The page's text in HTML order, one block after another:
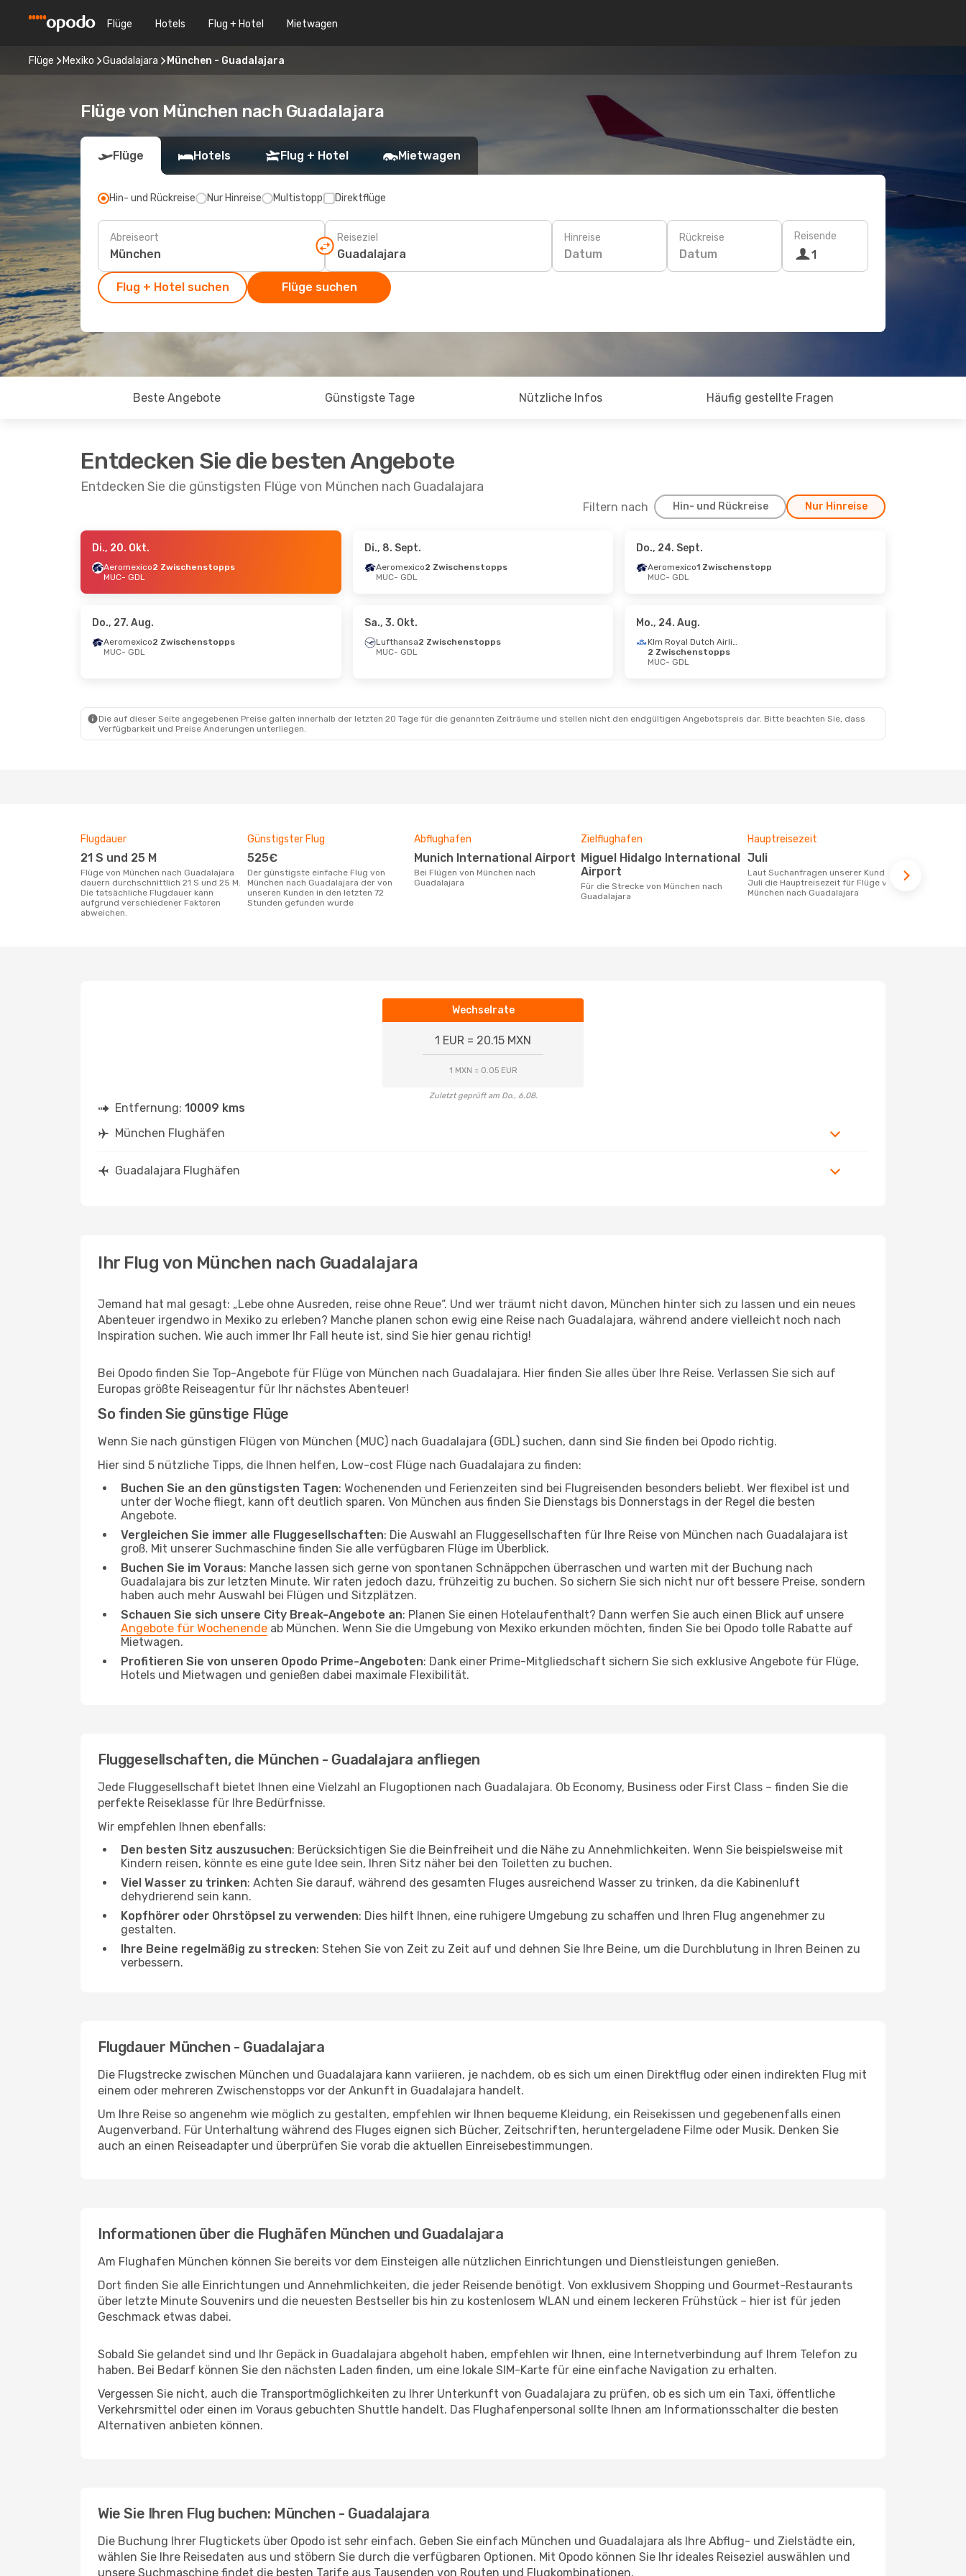
Flüge Hotels Flug + Hotel Mietwagen
Flüge Mexiko Guadalajara München - Guadalajara
Flüge von München nach Guadalajara
Flüge Hotels Flug + Hotel Mietwagen
Hin- und Rückreise Nur Hinreise Multistopp Direktflüge
Abreiseort Reiseziel Hinreise
Datum
Rückreise
Datum
Reisende
1
Flug + Hotel suchen Flüge suchen
Beste Angebote Günstigste Tage Nützliche Infos Häufig gestellte Fragen
Entdecken Sie die besten Angebote
Entdecken Sie die günstigsten Flüge von München nach Guadalajara
Filtern nach Hin- und Rückreise Nur Hinreise
- Sa., 19. Sept.
2 Zwischenstopps
2 Zwischenstopps
2 Zwischenstopps
1 Zwischenstopp
2 Zwischenstopps
MUC
- GDL
Aeromexico
2 Zwischenstopps
Di., 20. Okt.
Aeromexico2 Zwischenstopps
MUC- GDL
Di., 8. Sept.
Aeromexico2 Zwischenstopps
MUC- GDL
Do., 24. Sept.
Aeromexico1 Zwischenstopp
MUC- GDL
Do., 27. Aug.
Aeromexico2 Zwischenstopps
MUC- GDL
Sa., 3. Okt.
Lufthansa2 Zwischenstopps
MUC- GDL
Mo., 24. Aug.
Klm Royal Dutch Airlines
2 Zwischenstopps
MUC- GDL
Die auf dieser Seite angegebenen Preise galten innerhalb der letzten 20 Tage für die genannten Zeiträume und stellen nicht den endgültigen Angebotspreis dar. Bitte beachten Sie, dass
Verfügbarkeit und Preise Änderungen unterliegen.
Flugdauer
21 S und 25 M
Flüge von München nach Guadalajara
dauern durchschnittlich 21 S und 25 M.
Die tatsächliche Flugdauer kann
aufgrund verschiedener Faktoren
abweichen.
Günstigster Flug
525€
Der günstigste einfache Flug von
München nach Guadalajara der von
unseren Kunden in den letzten 72
Stunden gefunden wurde
Abflughafen
Munich International Airport
Bei Flügen von München nach
Guadalajara
Zielflughafen
Miguel Hidalgo International
Airport
Für die Strecke von München nach
Guadalajara
Hauptreisezeit
Juli
Laut Suchanfragen unserer Kunden ist
Juli die Hauptreisezeit für Flüge von
München nach Guadalajara
Wechselrate
1 EUR = 20.15 MXN
1 MXN = 0.05 EUR
Zuletzt geprüft am Do., 6.08.
Entfernung: 10009 kms
München Flughäfen
Guadalajara Flughäfen
Ihr Flug von München nach Guadalajara
Jemand hat mal gesagt: „Lebe ohne Ausreden, reise ohne Reue“. Und wer träumt nicht davon, München hinter sich zu lassen und ein neues
Abenteuer irgendwo in Mexiko zu erleben? Manche planen schon ewig eine Reise nach Guadalajara, während andere vielleicht noch nach
Inspiration suchen. Wie auch immer Ihr Fall heute ist, sind Sie hier genau richtig!
Bei Opodo finden Sie Top-Angebote für Flüge von München nach Guadalajara. Hier finden Sie alles über Ihre Reise. Verlassen Sie sich auf
Europas größte Reiseagentur für Ihr nächstes Abenteuer!
So finden Sie günstige Flüge
Wenn Sie nach günstigen Flügen von München (MUC) nach Guadalajara (GDL) suchen, dann sind Sie finden bei Opodo richtig.
Hier sind 5 nützliche Tipps, die Ihnen helfen, Low-cost Flüge nach Guadalajara zu finden:
Buchen Sie an den günstigsten Tagen: Wochenenden und Ferienzeiten sind bei Flugreisenden besonders beliebt. Wer flexibel ist und
unter der Woche fliegt, kann oft deutlich sparen. Von München aus finden Sie Dienstags bis Donnerstags in der Regel die besten
Angebote.
Vergleichen Sie immer alle Fluggesellschaften: Die Auswahl an Fluggesellschaften für Ihre Reise von München nach Guadalajara ist
groß. Mit unserer Suchmaschine finden Sie alle verfügbaren Flüge im Überblick.
Buchen Sie im Voraus: Manche lassen sich gerne von spontanen Schnäppchen überraschen und warten mit der Buchung nach
Guadalajara bis zur letzten Minute. Wir raten jedoch dazu, frühzeitig zu buchen. So sichern Sie sich nicht nur oft bessere Preise, sondern
haben auch mehr Auswahl bei Flügen und Sitzplätzen.
Schauen Sie sich unsere City Break-Angebote an: Planen Sie einen Hotelaufenthalt? Dann werfen Sie auch einen Blick auf unsere
Angebote für Wochenende ab München. Wenn Sie die Umgebung von Mexiko erkunden möchten, finden Sie bei Opodo tolle Rabatte auf
Mietwagen.
Profitieren Sie von unseren Opodo Prime-Angeboten: Dank einer Prime-Mitgliedschaft sichern Sie sich exklusive Angebote für Flüge,
Hotels und Mietwagen und genießen dabei maximale Flexibilität.
Fluggesellschaften, die München - Guadalajara anfliegen
Jede Fluggesellschaft bietet Ihnen eine Vielzahl an Flugoptionen nach Guadalajara. Ob Economy, Business oder First Class – finden Sie die
perfekte Reiseklasse für Ihre Bedürfnisse.
Wir empfehlen Ihnen ebenfalls:
Den besten Sitz auszusuchen: Berücksichtigen Sie die Beinfreiheit und die Nähe zu Annehmlichkeiten. Wenn Sie beispielsweise mit
Kindern reisen, könnte es eine gute Idee sein, Ihren Sitz näher bei den Toiletten zu buchen.
Viel Wasser zu trinken: Achten Sie darauf, während des gesamten Fluges ausreichend Wasser zu trinken, da die Kabinenluft
dehydrierend sein kann.
Kopfhörer oder Ohrstöpsel zu verwenden: Dies hilft Ihnen, eine ruhigere Umgebung zu schaffen und Ihren Flug angenehmer zu
gestalten.
Ihre Beine regelmäßig zu strecken: Stehen Sie von Zeit zu Zeit auf und dehnen Sie Ihre Beine, um die Durchblutung in Ihren Beinen zu
verbessern.
Flugdauer München - Guadalajara
Die Flugstrecke zwischen München und Guadalajara kann variieren, je nachdem, ob es sich um einen Direktflug oder einen indirekten Flug mit
einem oder mehreren Zwischenstopps vor der Ankunft in Guadalajara handelt.
Um Ihre Reise so angenehm wie möglich zu gestalten, empfehlen wir Ihnen bequeme Kleidung, ein Reisekissen und gegebenenfalls einen
Augenverband. Für Unterhaltung während des Fluges eignen sich Bücher, Zeitschriften, heruntergeladene Filme oder Musik. Denken Sie
auch an einen Reiseadapter und überprüfen Sie vorab die aktuellen Einreisebestimmungen.
Informationen über die Flughäfen München und Guadalajara
Am Flughafen München können Sie bereits vor dem Einsteigen alle nützlichen Einrichtungen und Dienstleistungen genießen.
Dort finden Sie alle Einrichtungen und Annehmlichkeiten, die jeder Reisende benötigt. Von exklusivem Shopping und Gourmet-Restaurants
über letzte Minute Souvenirs und die neuesten Bestseller bis hin zu kostenlosem WLAN und einem leckeren Frühstück – hier ist für jeden
Geschmack etwas dabei.
Sobald Sie gelandet sind und Ihr Gepäck in Guadalajara abgeholt haben, empfehlen wir Ihnen, eine Internetverbindung auf Ihrem Telefon zu
haben. Bei Bedarf können Sie den nächsten Laden finden, um eine lokale SIM-Karte für eine einfache Navigation zu erhalten.
Vergessen Sie nicht, auch die Transportmöglichkeiten zu Ihrer Unterkunft von Guadalajara zu prüfen, ob es sich um ein Taxi, öffentliche
Verkehrsmittel oder einen im Voraus gebuchten Shuttle handelt. Das Flughafenpersonal sollte Ihnen am Informationsschalter die besten
Alternativen anbieten können.
Wie Sie Ihren Flug buchen: München - Guadalajara
Die Buchung Ihrer Flugtickets über Opodo ist sehr einfach. Geben Sie einfach München und Guadalajara als Ihre Abflug- und Zielstädte ein,
wählen Sie Ihre Reisedaten aus und stöbern Sie durch die verfügbaren Optionen. Mit Opodo können Sie Ihr ideales Reiseziel auswählen und
unsere Suchmaschine findet die besten Tarife aus Tausenden von Routen und Flugkombinationen.